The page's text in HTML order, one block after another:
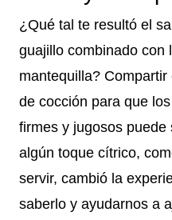
¿Qué tal te resultó el
guajillo combinado con
mantequilla?
de cocción para que
firmes y jugosos puede
algún toque cítrico,
servir, cambió la
saberlo y ayudarnos a